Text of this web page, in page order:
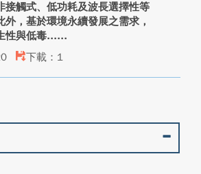
接觸式、低功耗及波長選擇性等
外，基於環境永續發展之需求，
性與低毒...
下載：1